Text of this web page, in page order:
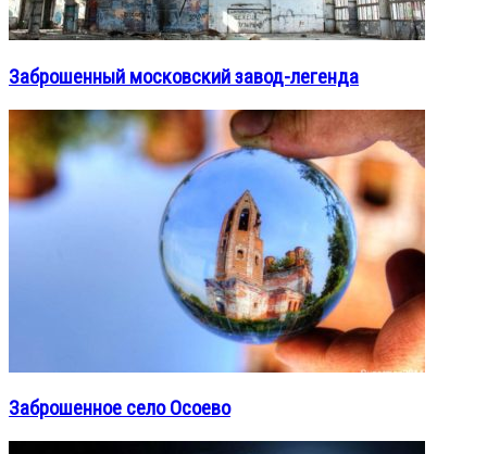
Заброшенный московский завод-легенда
Заброшенное село Осоево